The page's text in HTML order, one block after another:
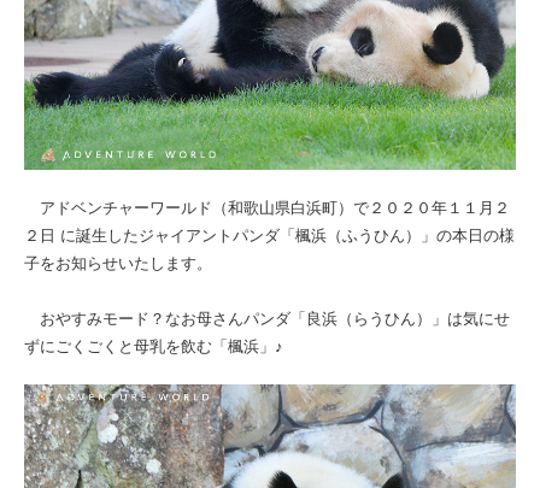
アドベンチャーワールド（和歌山県白浜町）で２０２０年１１月２
２日 に誕生したジャイアントパンダ「楓浜（ふうひん）」の本日の様
子をお知らせいたします。
おやすみモード？なお母さんパンダ「良浜（らうひん）」は気にせ
ずにごくごくと母乳を飲む「楓浜」♪